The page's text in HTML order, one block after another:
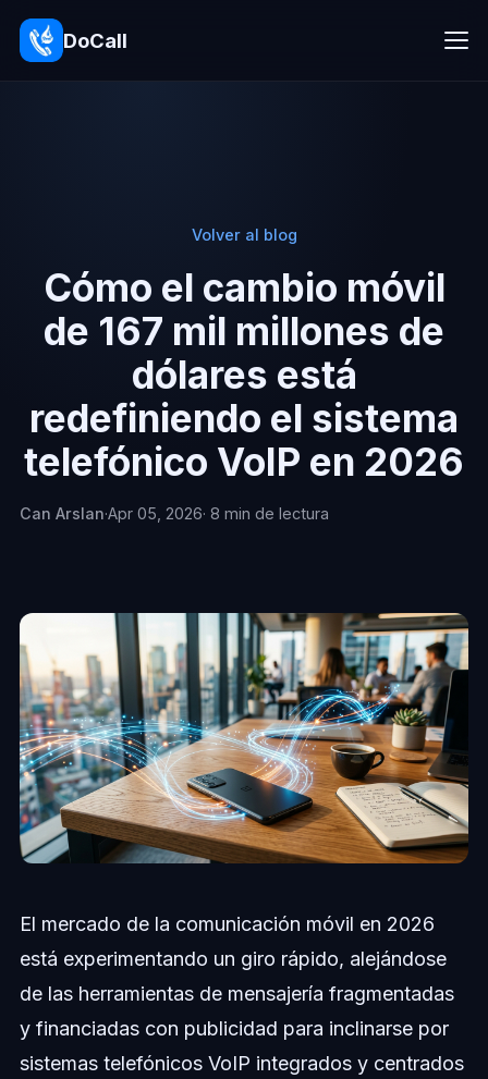
DoCall
Volver al blog
Cómo el cambio móvil
de 167 mil millones de
dólares está
redefiniendo el sistema
telefónico VoIP en 2026
Can Arslan·Apr 05, 2026· 8 min de lectura
El mercado de la comunicación móvil en 2026
está experimentando un giro rápido, alejándose
de las herramientas de mensajería fragmentadas
y financiadas con publicidad para inclinarse por
sistemas telefónicos VoIP integrados y centrados